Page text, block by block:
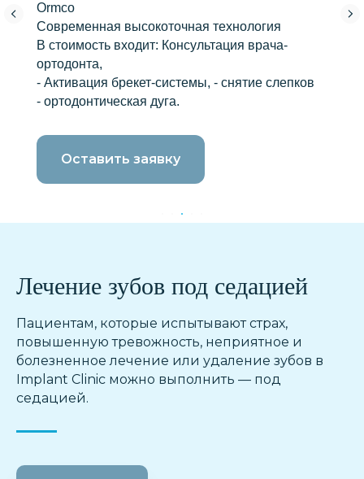
Ormco
Современная высокоточная технология
В стоимость входит: Консультация врача-
ортодонта,
- Активация брекет-системы, - снятие слепков
- ортодонтическая дуга.
Оставить заявку
Лечение зубов под седацией
Пациентам, которые испытывают страх,
повышенную тревожность, неприятное и
болезненное лечение или удаление зубов в
Implant Clinic можно выполнить — под
седацией.